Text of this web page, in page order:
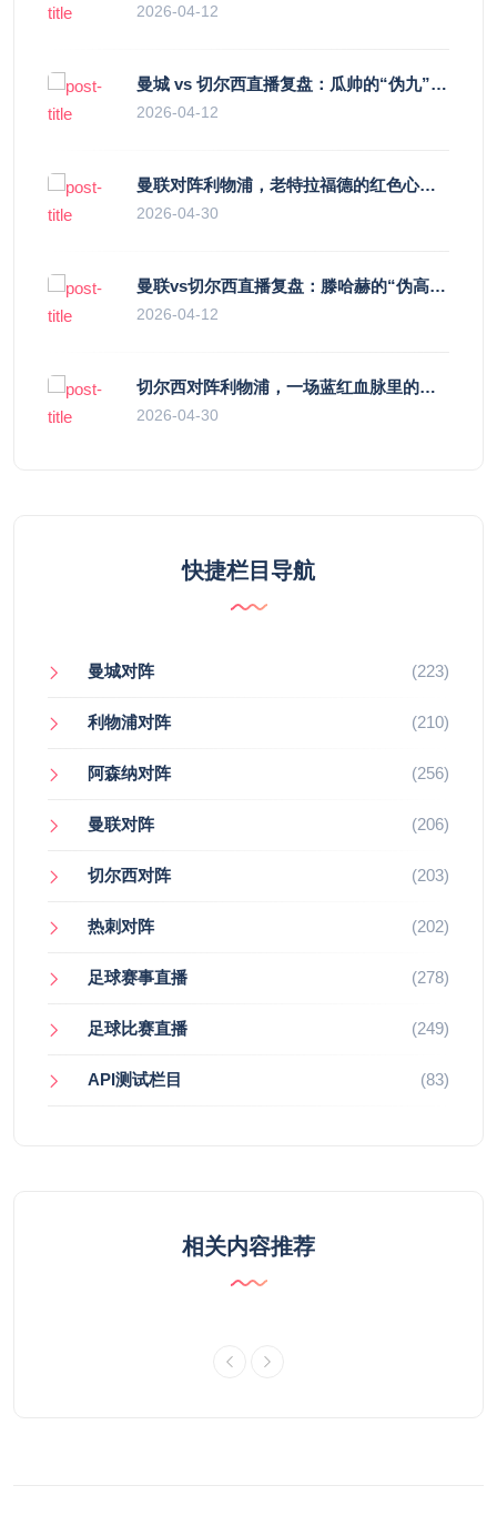
2026-04-12
曼城 vs 切尔西直播复盘：瓜帅的“伪九”陷阱，如何绞杀蓝军的“三中卫”？
2026-04-12
曼联对阵利物浦，老特拉福德的红色心跳与蓝色暗涌
2026-04-30
曼联vs切尔西直播复盘：滕哈赫的“伪高位”与波切蒂诺的“无锋阵”，谁更拧巴？
2026-04-12
切尔西对阵利物浦，一场蓝红血脉里的恩怨与忠诚
2026-04-30
快捷栏目导航
曼城对阵 (223)
利物浦对阵 (210)
阿森纳对阵 (256)
曼联对阵 (206)
切尔西对阵 (203)
热刺对阵 (202)
足球赛事直播 (278)
足球比赛直播 (249)
API测试栏目 (83)
相关内容推荐